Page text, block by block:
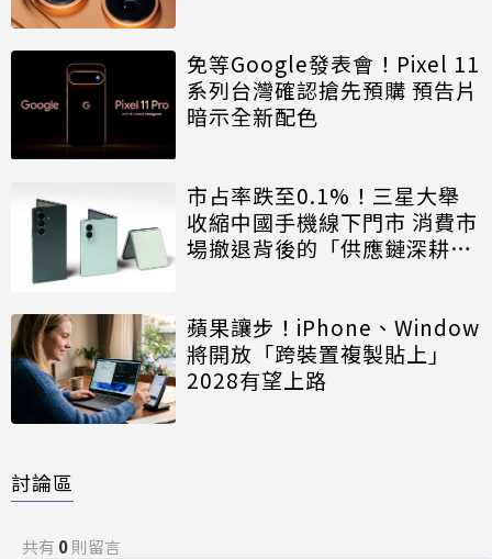
免等Google發表會！Pixel 11
系列台灣確認搶先預購 預告片
暗示全新配色
市占率跌至0.1%！三星大舉
收縮中國手機線下門市 消費市
場撤退背後的「供應鏈深耕」
蘋果讓步！iPhone、Window
將開放「跨裝置複製貼上」
2028有望上路
討論區
共有 0則留言